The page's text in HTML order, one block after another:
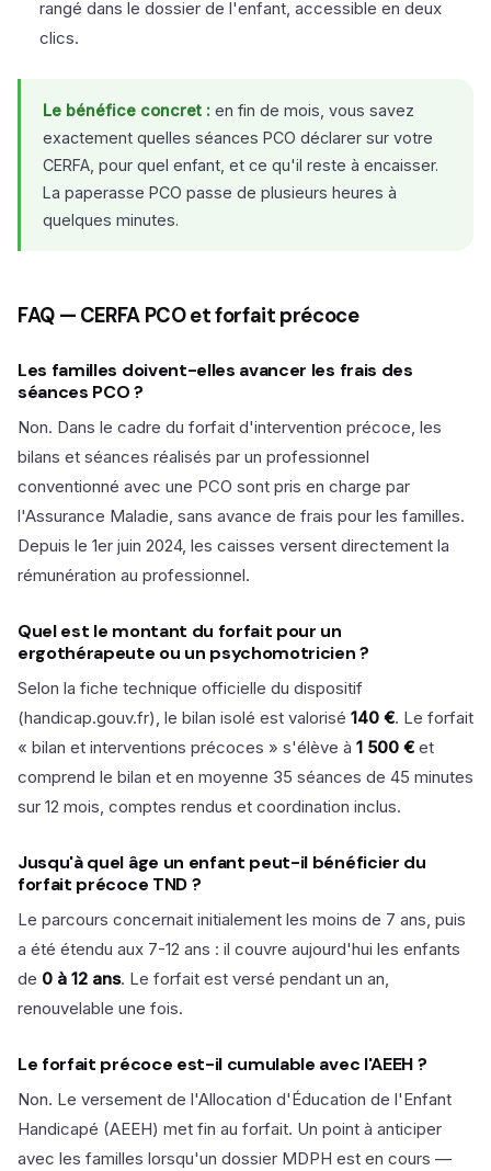
rangé dans le dossier de l'enfant, accessible en deux
clics.
Le bénéfice concret : en fin de mois, vous savez
exactement quelles séances PCO déclarer sur votre
CERFA, pour quel enfant, et ce qu'il reste à encaisser.
La paperasse PCO passe de plusieurs heures à
quelques minutes.
FAQ — CERFA PCO et forfait précoce
Les familles doivent-elles avancer les frais des
séances PCO ?
Non. Dans le cadre du forfait d'intervention précoce, les
bilans et séances réalisés par un professionnel
conventionné avec une PCO sont pris en charge par
l'Assurance Maladie, sans avance de frais pour les familles.
Depuis le 1er juin 2024, les caisses versent directement la
rémunération au professionnel.
Quel est le montant du forfait pour un
ergothérapeute ou un psychomotricien ?
Selon la fiche technique officielle du dispositif
(handicap.gouv.fr), le bilan isolé est valorisé 140 €. Le forfait
« bilan et interventions précoces » s'élève à 1 500 € et
comprend le bilan et en moyenne 35 séances de 45 minutes
sur 12 mois, comptes rendus et coordination inclus.
Jusqu'à quel âge un enfant peut-il bénéficier du
forfait précoce TND ?
Le parcours concernait initialement les moins de 7 ans, puis
a été étendu aux 7-12 ans : il couvre aujourd'hui les enfants
de 0 à 12 ans. Le forfait est versé pendant un an,
renouvelable une fois.
Le forfait précoce est-il cumulable avec l'AEEH ?
Non. Le versement de l'Allocation d'Éducation de l'Enfant
Handicapé (AEEH) met fin au forfait. Un point à anticiper
avec les familles lorsqu'un dossier MDPH est en cours —